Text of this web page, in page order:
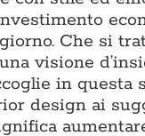
Che si
visione
in questa
design ai